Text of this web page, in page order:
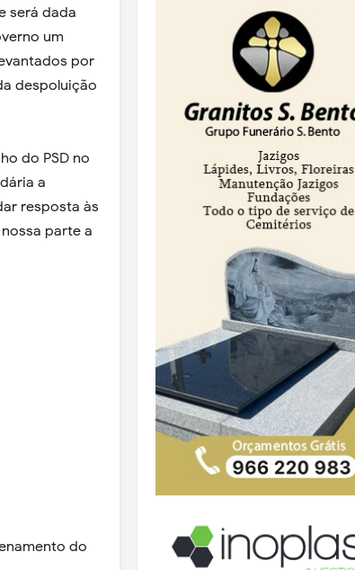
será dada
um
por
despoluição
do PSD no
a
resposta às
parte a
do